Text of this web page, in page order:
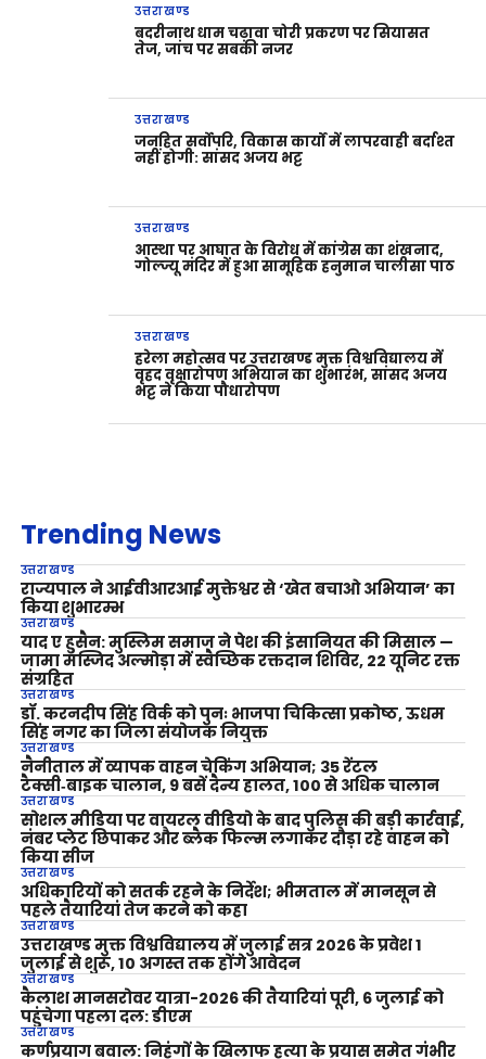
उत्तराखण्ड
बदरीनाथ धाम चढ़ावा चोरी प्रकरण पर सियासत
तेज, जांच पर सबकी नजर
उत्तराखण्ड
जनहित सर्वोपरि, विकास कार्यों में लापरवाही बर्दाश्त
नहीं होगी: सांसद अजय भट्ट
उत्तराखण्ड
आस्था पर आघात के विरोध में कांग्रेस का शंखनाद,
गोल्ज्यू मंदिर में हुआ सामूहिक हनुमान चालीसा पाठ
उत्तराखण्ड
हरेला महोत्सव पर उत्तराखण्ड मुक्त विश्वविद्यालय में
वृहद वृक्षारोपण अभियान का शुभारंभ, सांसद अजय
भट्ट ने किया पौधारोपण
Trending News
उत्तराखण्ड
राज्यपाल ने आईवीआरआई मुक्तेश्वर से ‘खेत बचाओ अभियान’ का
किया शुभारम्भ
उत्तराखण्ड
याद ए हुसैन: मुस्लिम समाज ने पेश की इंसानियत की मिसाल —
जामा मस्जिद अल्मोड़ा में स्वैच्छिक रक्तदान शिविर, 22 यूनिट रक्त
संग्रहित
उत्तराखण्ड
डॉ. करनदीप सिंह विर्क को पुनः भाजपा चिकित्सा प्रकोष्ठ, ऊधम
सिंह नगर का जिला संयोजक नियुक्त
उत्तराखण्ड
नैनीताल में व्यापक वाहन चेकिंग अभियान; 35 रेंटल
टैक्सी‑बाइक चालान, 9 बसें दैन्य हालत, 100 से अधिक चालान
उत्तराखण्ड
सोशल मीडिया पर वायरल वीडियो के बाद पुलिस की बड़ी कार्रवाई,
नंबर प्लेट छिपाकर और ब्लैक फिल्म लगाकर दौड़ा रहे वाहन को
किया सीज
उत्तराखण्ड
अधिकारियों को सतर्क रहने के निर्देश; भीमताल में मानसून से
पहले तैयारियां तेज करने को कहा
उत्तराखण्ड
उत्तराखण्ड मुक्त विश्वविद्यालय में जुलाई सत्र 2026 के प्रवेश 1
जुलाई से शुरू, 10 अगस्त तक होंगे आवेदन
उत्तराखण्ड
कैलाश मानसरोवर यात्रा-2026 की तैयारियां पूरी, 6 जुलाई को
पहुंचेगा पहला दल: डीएम
उत्तराखण्ड
कर्णप्रयाग बवाल: निहंगों के खिलाफ हत्या के प्रयास समेत गंभीर